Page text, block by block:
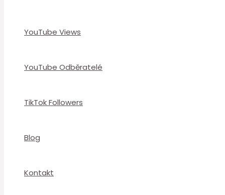
YouTube Views
YouTube Odběratelé
TikTok Followers
Blog
Kontakt